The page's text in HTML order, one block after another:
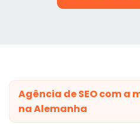
Agência de SEO com a
na Alemanha